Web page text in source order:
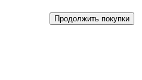
Продолжить покупки